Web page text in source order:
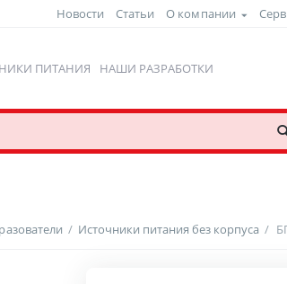
Новости Статьи О компании
ПИТАНИЯ НАШИ РАЗРАБОТКИ
/ Источники питания без корпуса /